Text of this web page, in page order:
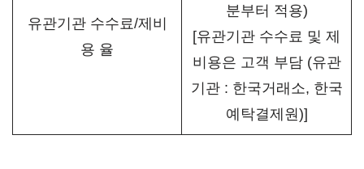
유관기관 수수료/제비
용 율
분부터 적용)
[유관기관 수수료 및 제
비용은 고객 부담 (유관
기관 : 한국거래소, 한국
예탁결제원)]